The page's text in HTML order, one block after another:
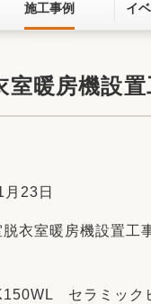
ガーデンスペース
3Dシミュ
み お客
施工事例 イ
暖房機設置
23日
衣室暖房機設置工
セラミック